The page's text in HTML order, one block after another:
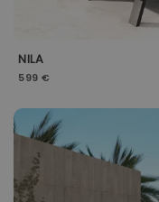
NILA
599 €